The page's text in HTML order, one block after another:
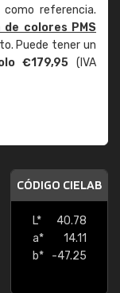
referencia.
colores PMS
Puede tener un
€179,95 (IVA
CÓDIGO CIELAB
L*
40.78
a*
14.11
b*
-47.25